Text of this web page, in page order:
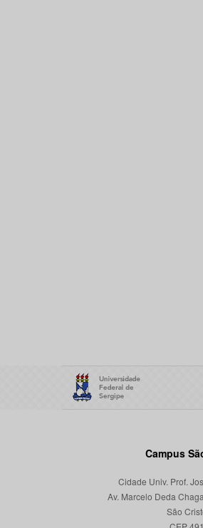
Campus
Cidade Univ. Prof.
Av. Marcelo Deda
São